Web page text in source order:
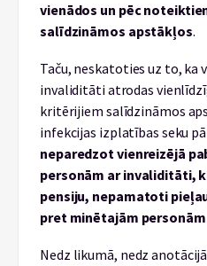
vienādos un pēc
salīdzināmos apstākļos.
Taču, neskatoties uz to, ka
invaliditāti atrodas
kritērijiem salīdzināmos
infekcijas izplatības seku
neparedzot vienreizējā
personām ar invaliditāti,
pensiju, nepamatoti
pret minētajām
Nedz likumā, nedz